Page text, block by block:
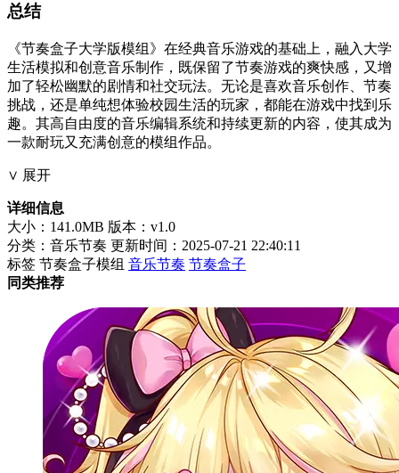
总结
《节奏盒子大学版模组》在经典音乐游戏的基础上，融入大学
生活模拟和创意音乐制作，既保留了节奏游戏的爽快感，又增
加了轻松幽默的剧情和社交玩法。无论是喜欢音乐创作、节奏
挑战，还是单纯想体验校园生活的玩家，都能在游戏中找到乐
趣。其高自由度的音乐编辑系统和持续更新的内容，使其成为
一款耐玩又充满创意的模组作品。
∨ 展开
详细信息
大小：141.0MB 版本：v1.0
分类：音乐节奏 更新时间：2025-07-21 22:40:11
标签 节奏盒子模组 音乐节奏 节奏盒子
同类推荐